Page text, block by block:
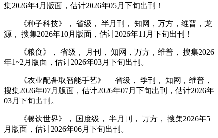
集2026年4月版面，估计2026年05月下旬出刊！
《种子科技》， 省级， 半月刊， 知网，万方，维普，龙
源， 搜集2026年10月版面，估计2026年11月下旬出刊！
《粮食》， 省级， 月刊， 知网，万方，维普， 搜集2026
年1~2月版面，估计2026年03月下旬出刊。
《农业配备取智能手艺》， 省级， 季刊， 知网，维普，
搜集2026年07月版面，估计2026年07月下旬出刊，估计2026年
03月下旬出刊。
《餐饮世界》， 国度级， 半月刊， 万方， 搜集2026年5
月版面，估计2026年06月下旬出刊。